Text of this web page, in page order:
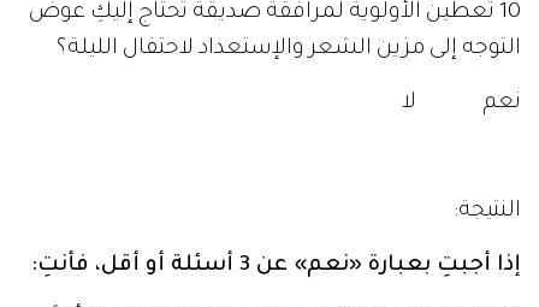
10 تعطين الأولوية لمرافقة صديقة تحتاج إليكِ عوض
التوجه إلى مزين الشعر والإستعداد لاحتفال الليلة؟
نعم لا
النتيجة:
إذا أجبتِ بعبارة «نعم» عن 3 أسئلة أو أقل، فأنتِ: